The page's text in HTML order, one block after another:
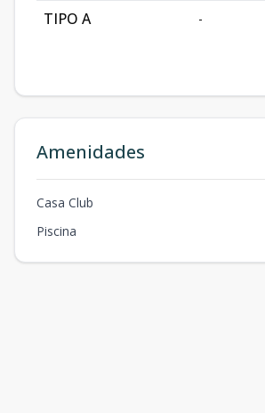
TIPO A -
Amenidades
Casa Club
Piscina